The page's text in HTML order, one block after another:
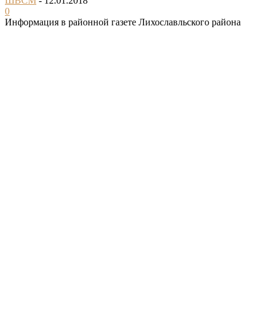
0
Информация в районной газете Лихославльского района